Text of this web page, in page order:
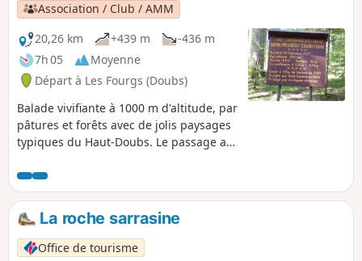
Association / Club / AMM
20,26 km
+439 m
-436 m
7h 05
Moyenne
Départ à Les Fourgs (Doubs)
Balade vivifiante à 1000 m d'altitude, par
pâtures et forêts avec de jolis paysages
typiques du Haut-Doubs. Le passage au
une petite note "découverte" avant la
montée sur 2,5 km environ vers le Mont
de L'Herba.
La roche sarrasine
Office de tourisme